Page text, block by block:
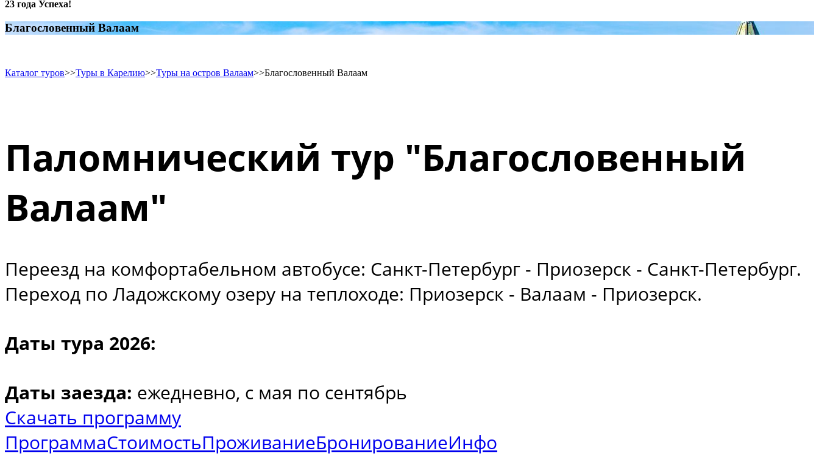
23 года Успеха!
Благословенный Валаам
Каталог туров>>Туры в Карелию>>Туры на остров Валаам>>Благословенный Валаам
Паломнический тур "Благословенный
Валаам"
Переезд на комфортабельном автобусе: Санкт-Петербург - Приозерск - Санкт-Петербург.
Переход по Ладожскому озеру на теплоходе: Приозерск - Валаам - Приозерск.
Даты тура 2026:
Даты заезда: ежедневно, c мая по сентябрь
Скачать программу
ПрограммаСтоимостьПроживаниеБронированиеИнфо